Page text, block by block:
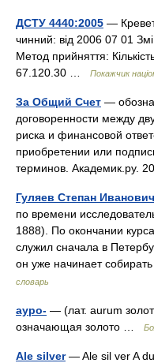
ДСТУ 4440:2005 —
чинний: від 2006 07 01
Метод прийняття:
67.120.30 …
Покажчик
За Общий Счет —
договоренности между
риска и финансовой
приобретении или
терминов. Академик.ру.
Гуляев Степан Иванович
по времени
1888). По окончании
служил сначала в
он уже начинает
словарь
ауро- — (лат. aurum
означающая золото …
Ale silver— Ale sil ver A